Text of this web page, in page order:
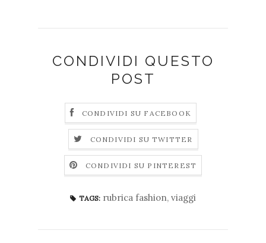
CONDIVIDI QUESTO
POST
CONDIVIDI SU FACEBOOK
CONDIVIDI SU TWITTER
CONDIVIDI SU PINTEREST
TAGS: rubrica fashion, viaggi